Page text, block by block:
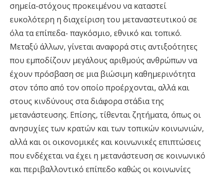
σημεία-στόχους προκειμένου να καταστεί
ευκολότερη η διαχείριση του μεταναστευτικού σε
όλα τα επίπεδα- παγκόσμιο, εθνικό και τοπικό.
Μεταξύ άλλων, γίνεται αναφορά στις αντιξοότητες
που εμποδίζουν μεγάλους αριθμούς ανθρώπων να
έχουν πρόσβαση σε μια βιώσιμη καθημερινότητα
στον τόπο από τον οποίο προέρχονται, αλλά και
στους κινδύνους στα διάφορα στάδια της
μετανάστευσης. Επίσης, τίθενται ζητήματα, όπως οι
ανησυχίες των κρατών και των τοπικών κοινωνιών,
αλλά και οι οικονομικές και κοινωνικές επιπτώσεις
που ενδέχεται να έχει η μετανάστευση σε κοινωνικό
και περιβαλλοντικό επίπεδο καθώς οι κοινωνίες